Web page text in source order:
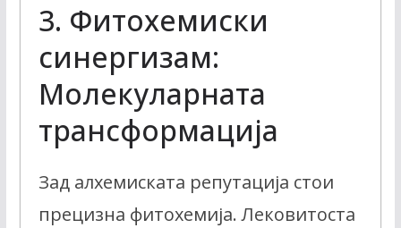
3. Фитохемиски
синергизам:
Молекуларната
трансформација
Зад алхемиската репутација стои
прецизна фитохемија. Лековитоста